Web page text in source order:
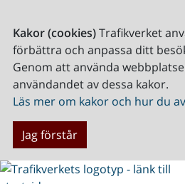
Kakor (cookies)Trafikverket
förbättra och anpassa ditt
Genom att använda
användandet av dessa kakor.
Läs mer om kakor och hur du
Jag förstår